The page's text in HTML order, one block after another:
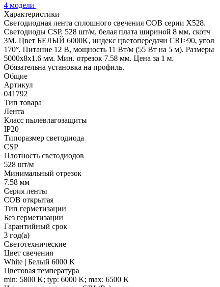
4 модели
Характеристики
Светодиодная лента сплошного свечения COB серии X528.
Светодиоды CSP, 528 шт/м, белая плата шириной 8 мм, скотч
3M. Цвет БЕЛЫЙ 6000K, индекс цветопередачи CRI>90, угол
170°. Питание 12 В, мощность 11 Вт/м (55 Вт на 5 м). Размеры
5000х8х1.6 мм. Мин. отрезок 7.58 мм. Цена за 1 м.
Обязательна установка на профиль.
Общие
Артикул
041792
Тип товара
Лента
Класс пылевлагозащиты
IP20
Типоразмер светодиода
CSP
Плотность светодиодов
528 шт/м
Минимальный отрезок
7.58 мм
Серия ленты
COB открытая
Тип герметизации
Без герметизации
Гарантийный срок
3 год(а)
Светотехнические
Цвет свечения
White | Белый 6000 K
Цветовая температура
min: 5800 K; typ: 6000 K; max: 6500 K